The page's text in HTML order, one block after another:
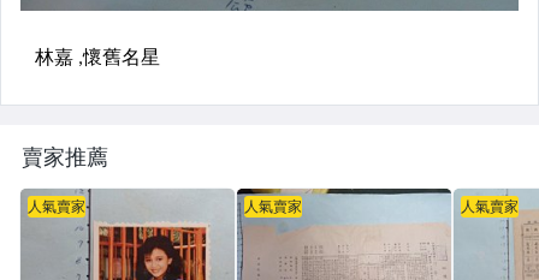
賣家推薦
人氣賣家 人氣賣家 人氣賣家